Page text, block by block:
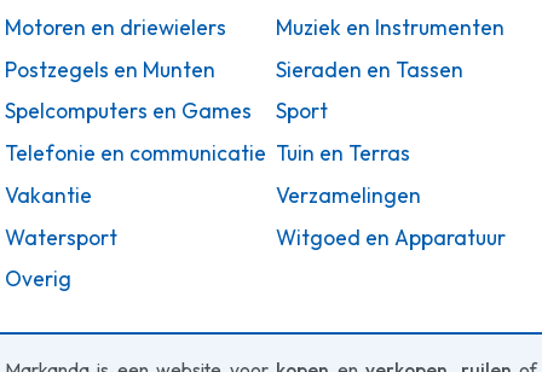
Motoren en driewielers
Muziek en Instrumenten
Postzegels en Munten
Sieraden en Tassen
Spelcomputers en Games
Sport
Telefonie en communicatie Tuin en Terras
Vakantie
Verzamelingen
Watersport
Witgoed en Apparatuur
Overig